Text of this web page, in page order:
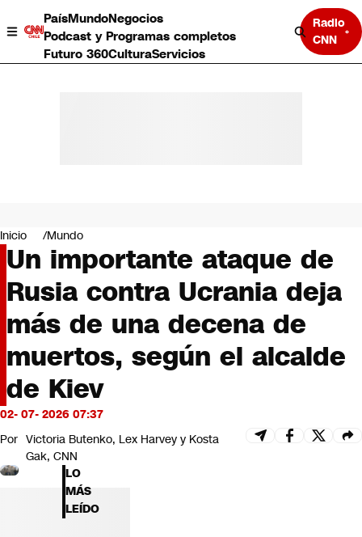
PaísMundoNegocios
Podcast y Programas completos
Futuro 360CulturaServicios
Radio
CNN
Negocios
Deportes
Programas completos
Cultura
Servicios
Bits
CNN tiempo
Futuro 360
Opinión
Inicio Mundo
Un importante ataque de
Rusia contra Ucrania deja
más de una decena de
muertos, según el alcalde
de Kiev
02- 07- 2026 07:37
Por Victoria Butenko, Lex Harvey y Kosta
Gak, CNN
LO
MÁS
LEÍDO